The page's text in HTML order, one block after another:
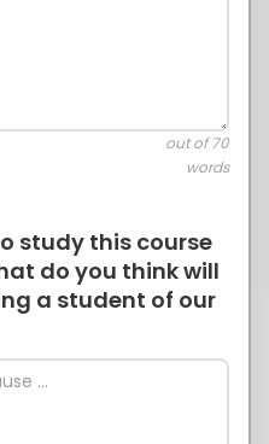
out of 70
words
study this course
do you think will
a student of our